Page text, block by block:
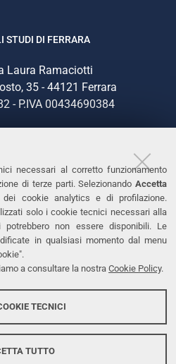
necessari al corretto funzionamento
di terze parti. Selezionando Accetta
dei cookie analytics e di profilazione.
solo i cookie tecnici necessari alla
potrebbero non essere disponibili. Le
in qualsiasi momento dal menu
a consultare la nostra Cookie Policy.
TECNICI
TUTTO
STUDI DI FERRARA
Laura Ramaciotti
35 - 44121 Ferrara
- P.IVA 00434690384
accessibilità